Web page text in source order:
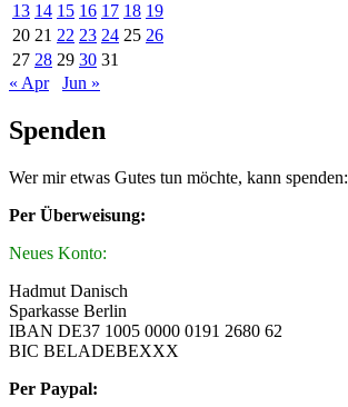
13 14 15 16 17 18 19
20 21 22 23 24 25 26
27 28 29 30 31
« Apr
Jun »
Spenden
Wer mir etwas Gutes tun möchte, kann spenden:
Per Überweisung:
Neues Konto:
Hadmut Danisch
Sparkasse Berlin
IBAN DE37 1005 0000 0191 2680 62
BIC BELADEBEXXX
Per Paypal: